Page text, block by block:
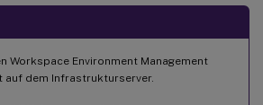
Workspace Environment Management
auf dem Infrastrukturserver.